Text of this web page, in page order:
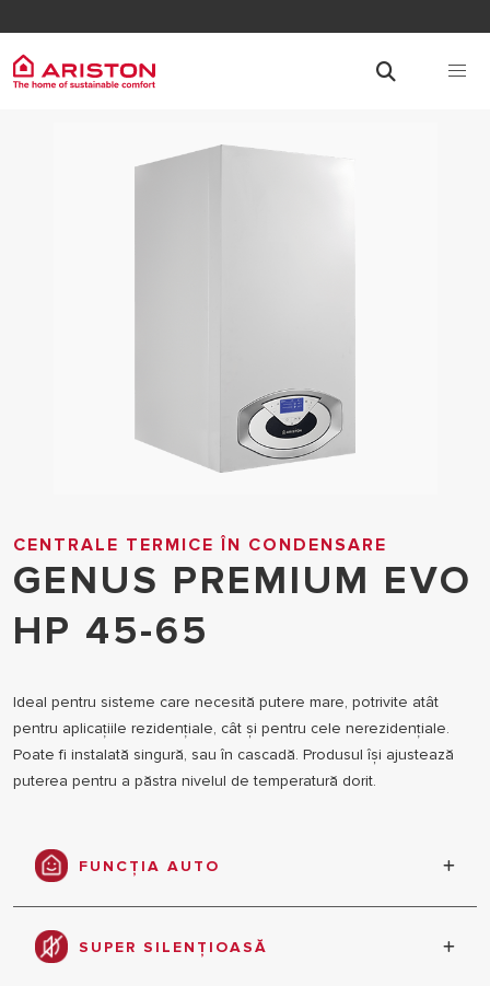
CENTRALE TERMICE ÎN CONDENSARE
GENUS PREMIUM EVO
HP 45-65
Ideal pentru sisteme care necesită putere mare, potrivite atât
pentru aplicațiile rezidențiale, cât și pentru cele nerezidențiale.
Poate fi instalată singură, sau în cascadă. Produsul își ajustează
puterea pentru a păstra nivelul de temperatură dorit.
FUNCȚIA AUTO
Confort maxim, eficiență energetică și economie pe
baza analizei automate a condițiilor de mediu, a
dispozitivelor externe conectate și a nivelurilor de
SUPER SILENȚIOASĂ